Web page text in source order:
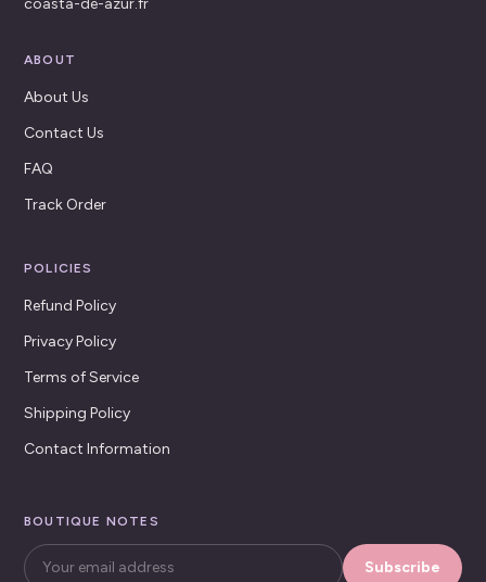
ABOUT
About Us
Contact Us
FAQ
Track Order
POLICIES
Refund Policy
Privacy Policy
Terms of Service
Shipping Policy
Contact Information
BOUTIQUE NOTES
Subscribe